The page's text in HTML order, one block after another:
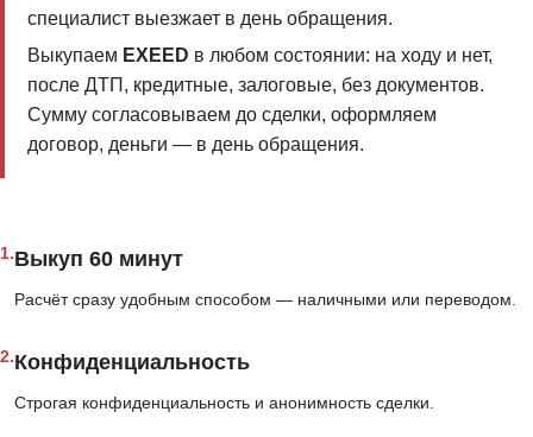
специалист выезжает в день обращения.
Выкупаем EXEED в любом состоянии: на ходу и нет,
после ДТП, кредитные, залоговые, без документов.
Сумму согласовываем до сделки, оформляем
договор, деньги — в день обращения.
1.Выкуп 60 минут
Расчёт сразу удобным способом — наличными или переводом.
2.Конфиденциальность
Строгая конфиденциальность и анонимность сделки.